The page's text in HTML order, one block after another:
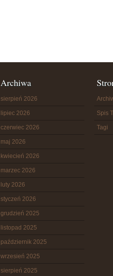
Archiwa
sierpień 2026
lipiec 2026
czerwiec 2026
maj 2026
kwiecień 2026
marzec 2026
luty 2026
styczeń 2026
grudzień 2025
listopad 2025
październik 2025
wrzesień 2025
sierpień 2025
Spis
Tagi